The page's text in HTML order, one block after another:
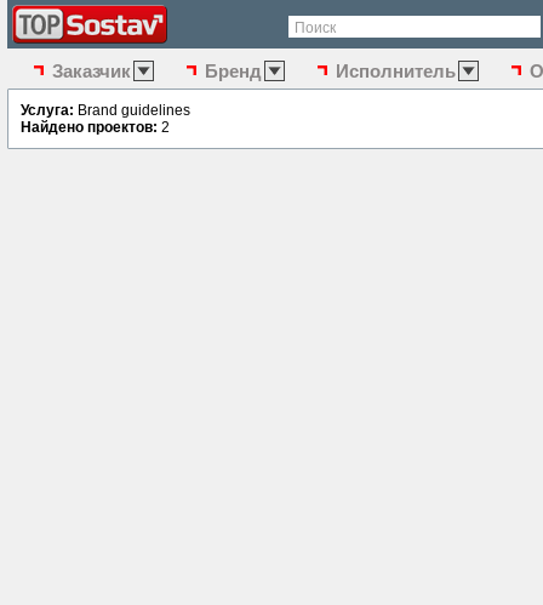
Поиск
Заказчик Бренд Исполнитель
Услуга: Brand guidelines
Найдено проектов: 2